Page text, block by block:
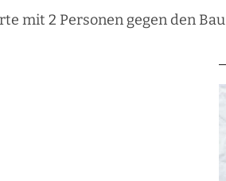
mit 2 Personen gegen den